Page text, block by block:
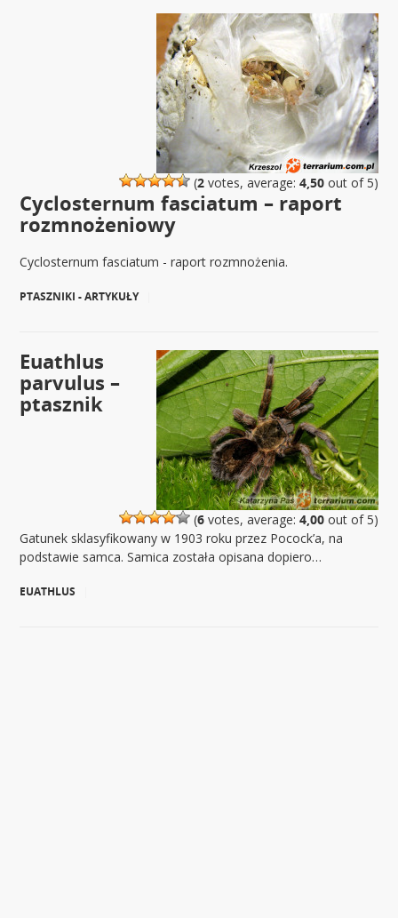
(2votes, average: 4,50out of 5)
Cyclosternum fasciatum – raport
rozmnożeniowy
Cyclosternum fasciatum - raport rozmnożenia.
PTASZNIKI - ARTYKUŁY
(6votes, average: 4,00out of 5)
Euathlus
parvulus –
ptasznik
Gatunek sklasyfikowany w 1903 roku przez Pocock’a, na
podstawie samca. Samica została opisana dopiero…
EUATHLUS